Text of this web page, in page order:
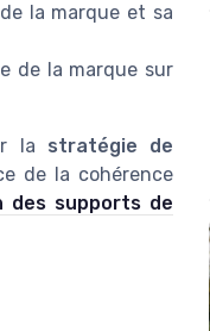
la marque et sa
de la marque sur
la stratégie de
de la cohérence
des supports de